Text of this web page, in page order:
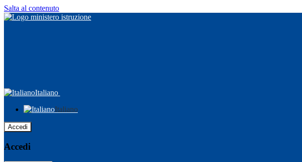
Salta al contenuto
Italiano
Italiano
Accedi
Accedi